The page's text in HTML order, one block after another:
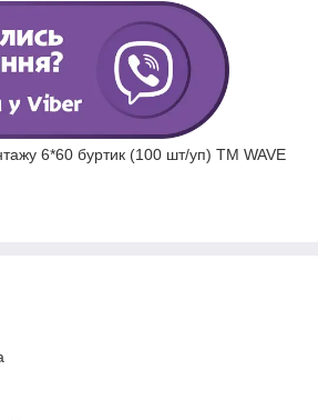
6*60 буртик (100 шт/уп) ТМ WAVE